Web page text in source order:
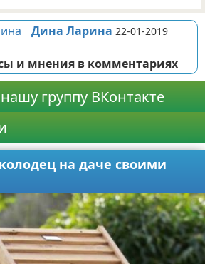
Дина Ларина 22-01-2019
и мнения в комментариях
группу ВКонтакте
на даче своими